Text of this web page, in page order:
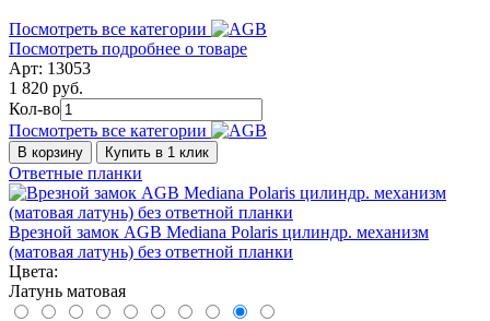
Посмотреть все категории
Посмотреть подробнее о товаре
Арт: 13053
1 820 руб.
Кол-во
Посмотреть все категории
В корзину Купить в 1 клик
Ответные планки
Врезной замок AGB Mediana Polaris цилиндр. механизм
(матовая латунь) без ответной планки
Цвета:
Латунь матовая